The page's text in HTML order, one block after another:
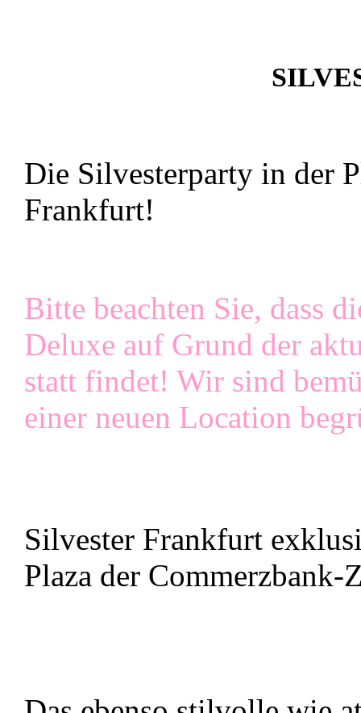
Die Silvesterparty in der
Frankfurt!
Bitte beachten Sie, dass
Deluxe auf Grund der
statt findet! Wir sind
einer neuen Location
Silvester Frankfurt
Plaza der